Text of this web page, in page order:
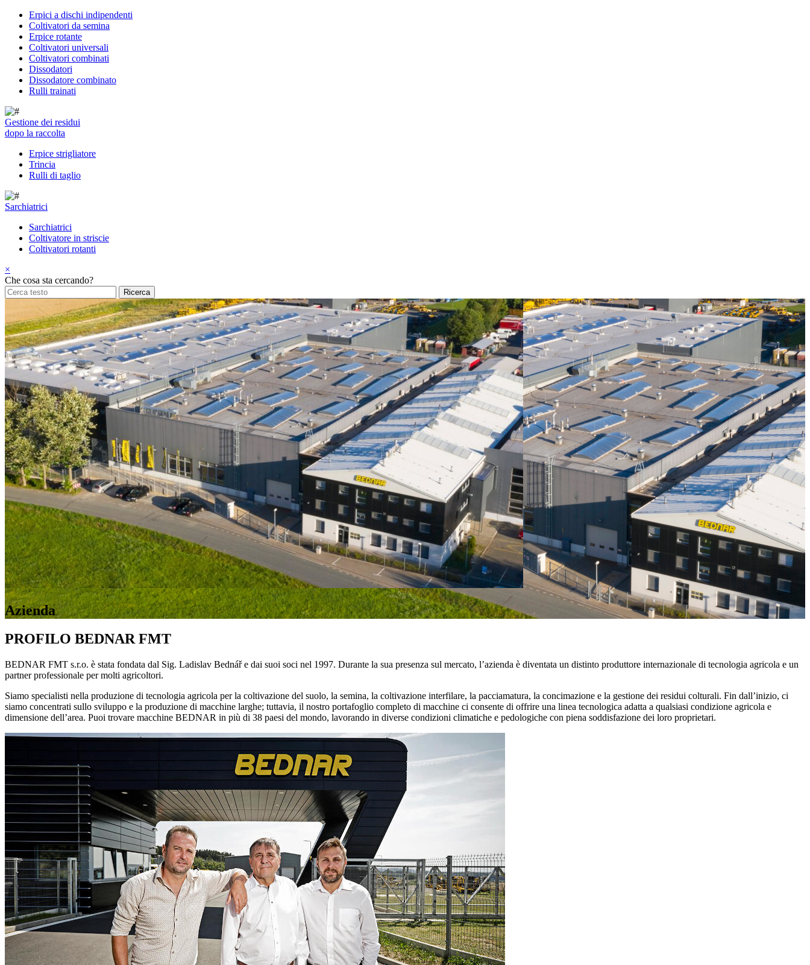
Erpici a dischi indipendenti
Coltivatori da semina
Erpice rotante
Coltivatori universali
Coltivatori combinati
Dissodatori
Dissodatore combinato
Rulli trainati
Gestione dei residui
dopo la raccolta
Erpice strigliatore
Trincia
Rulli di taglio
Sarchiatrici
Sarchiatrici
Coltivatore in striscie
Coltivatori rotanti
×
Che cosa sta cercando?
Azienda
PROFILO BEDNAR FMT
BEDNAR FMT s.r.o. è stata fondata dal Sig. Ladislav Bednář e dai suoi soci nel 1997. Durante la sua presenza sul mercato, l’azienda è diventata un distinto produttore internazionale di tecnologia agricola e un
partner professionale per molti agricoltori.
Siamo specialisti nella produzione di tecnologia agricola per la coltivazione del suolo, la semina, la coltivazione interfilare, la pacciamatura, la concimazione e la gestione dei residui colturali. Fin dall’inizio, ci
siamo concentrati sullo sviluppo e la produzione di macchine larghe; tuttavia, il nostro portafoglio completo di macchine ci consente di offrire una linea tecnologica adatta a qualsiasi condizione agricola e
dimensione dell’area. Puoi trovare macchine BEDNAR in più di 38 paesi del mondo, lavorando in diverse condizioni climatiche e pedologiche con piena soddisfazione dei loro proprietari.